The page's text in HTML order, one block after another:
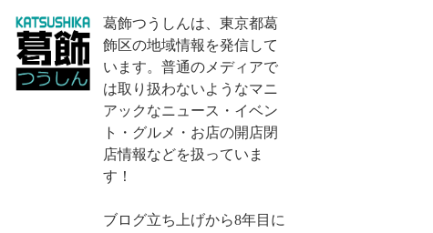
葛飾つうしんは、東京都葛
飾区の地域情報を発信して
います。普通のメディアで
は取り扱わないようなマニ
アックなニュース・イベン
ト・グルメ・お店の開店閉
店情報などを扱っていま
す！
ブログ立ち上げから8年目に